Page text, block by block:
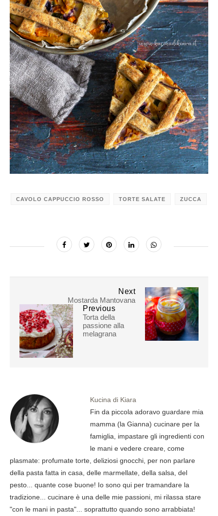
CAVOLO CAPPUCCIO ROSSO TORTE SALATE ZUCCA
Next
Mostarda Mantovana
Previous
Torta della
passione alla
melagrana
Kucina di Kiara
Fin da piccola adoravo guardare mia
mamma (la Gianna) cucinare per la
famiglia, impastare gli ingredienti con
le mani e vedere creare, come
plasmate: profumate torte, deliziosi gnocchi, per non parlare
della pasta fatta in casa, delle marmellate, della salsa, del
pesto... quante cose buone! Io sono qui per tramandare la
tradizione... cucinare è una delle mie passioni, mi rilassa stare
"con le mani in pasta"... soprattutto quando sono arrabbiata!